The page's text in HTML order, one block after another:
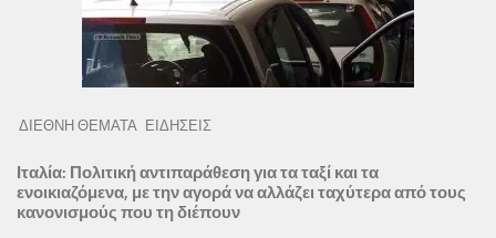
ΔΙΕΘΝΗ ΘΕΜΑΤΑ ΕΙΔΗΣΕΙΣ
Ιταλία: Πολιτική αντιπαράθεση για τα ταξί και τα
ενοικιαζόμενα, με την αγορά να αλλάζει ταχύτερα από τους
κανονισμούς που τη διέπουν